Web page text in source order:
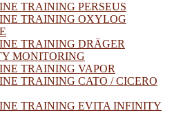
TRAINING PERSEUS
TRAINING OXYLOG
TRAINING DRÄGER
MONITORING
TRAINING VAPOR
TRAINING CATO / CICERO
TRAINING EVITA INFINITY